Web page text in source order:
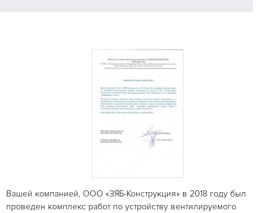
Вашей компанией, ООО «ЗЯБ-Конструкция» в 2018 году был
проведен комплекс работ по устройству вентилируемого